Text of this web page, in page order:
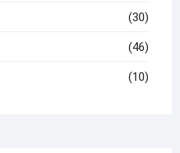
(30)
(46)
(10)